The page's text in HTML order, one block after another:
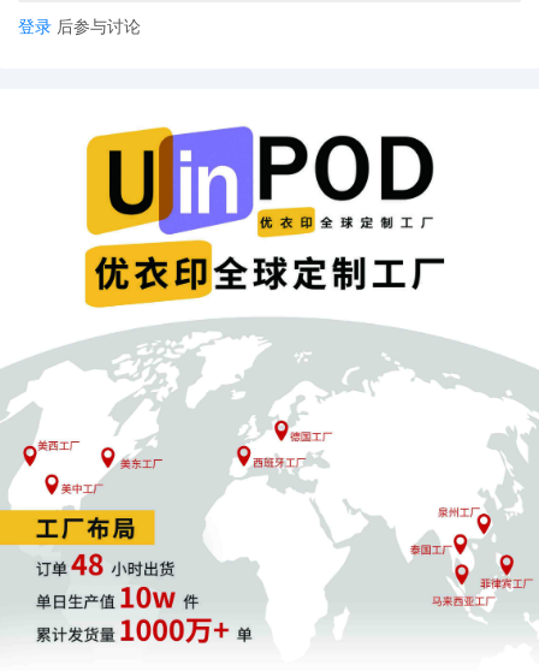
高昂的跨境应诉成本
漫长的诉讼周期影响经营
和解成为最"经济"的解决方案
三、系统性的"围猎"环境
1. 平台规则的严格执行
自动冻结机制确保判决执行
"宁可错杀"的原则为原告提供保障
跨平台联动加大卖家风险
登录 后参与讨论